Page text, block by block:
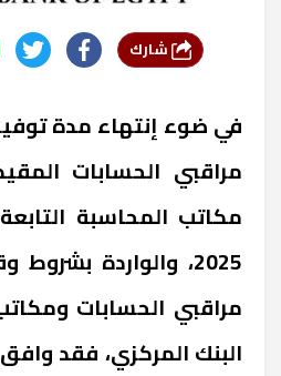
في ضوء إنتهاء مدة
مراقبي الحسابات
2025، والواردة
مراقبي الحسابات
البنك المركزي، فقد